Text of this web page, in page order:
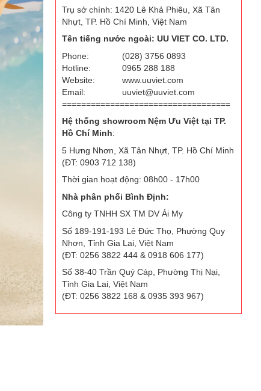
Trụ sở chính: 1420 Lê Khả Phiêu, Xã Tân
Nhựt, TP. Hồ Chí Minh, Việt Nam
Tên tiếng nước ngoài: UU VIET CO. LTD.
Phone:
(028) 3756 0893
Hotline:
0965 288 188
Website:
www.uuviet.com
Email:
uuviet@uuviet.com
===================================
Hệ thống showroom Nệm Ưu Việt tại TP.
Hồ Chí Minh:
5 Hưng Nhơn, Xã Tân Nhựt, TP. Hồ Chí Minh
(ĐT: 0903 712 138)
Thời gian hoạt động: 08h00 - 17h00
Nhà phân phối Bình Định:
Công ty TNHH SX TM DV Ái My
Số 189-191-193 Lê Đức Thọ, Phường Quy
Nhơn, Tỉnh Gia Lai, Việt Nam
(ĐT: 0256 3822 444 & 0918 606 177)
Số 38-40 Trần Quý Cáp, Phường Thị Nại,
Tỉnh Gia Lai, Việt Nam
(ĐT: 0256 3822 168 & 0935 393 967)